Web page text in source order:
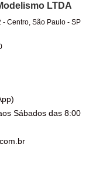
LTDA
- Centro, São Paulo- SP
Sábados das 8:00